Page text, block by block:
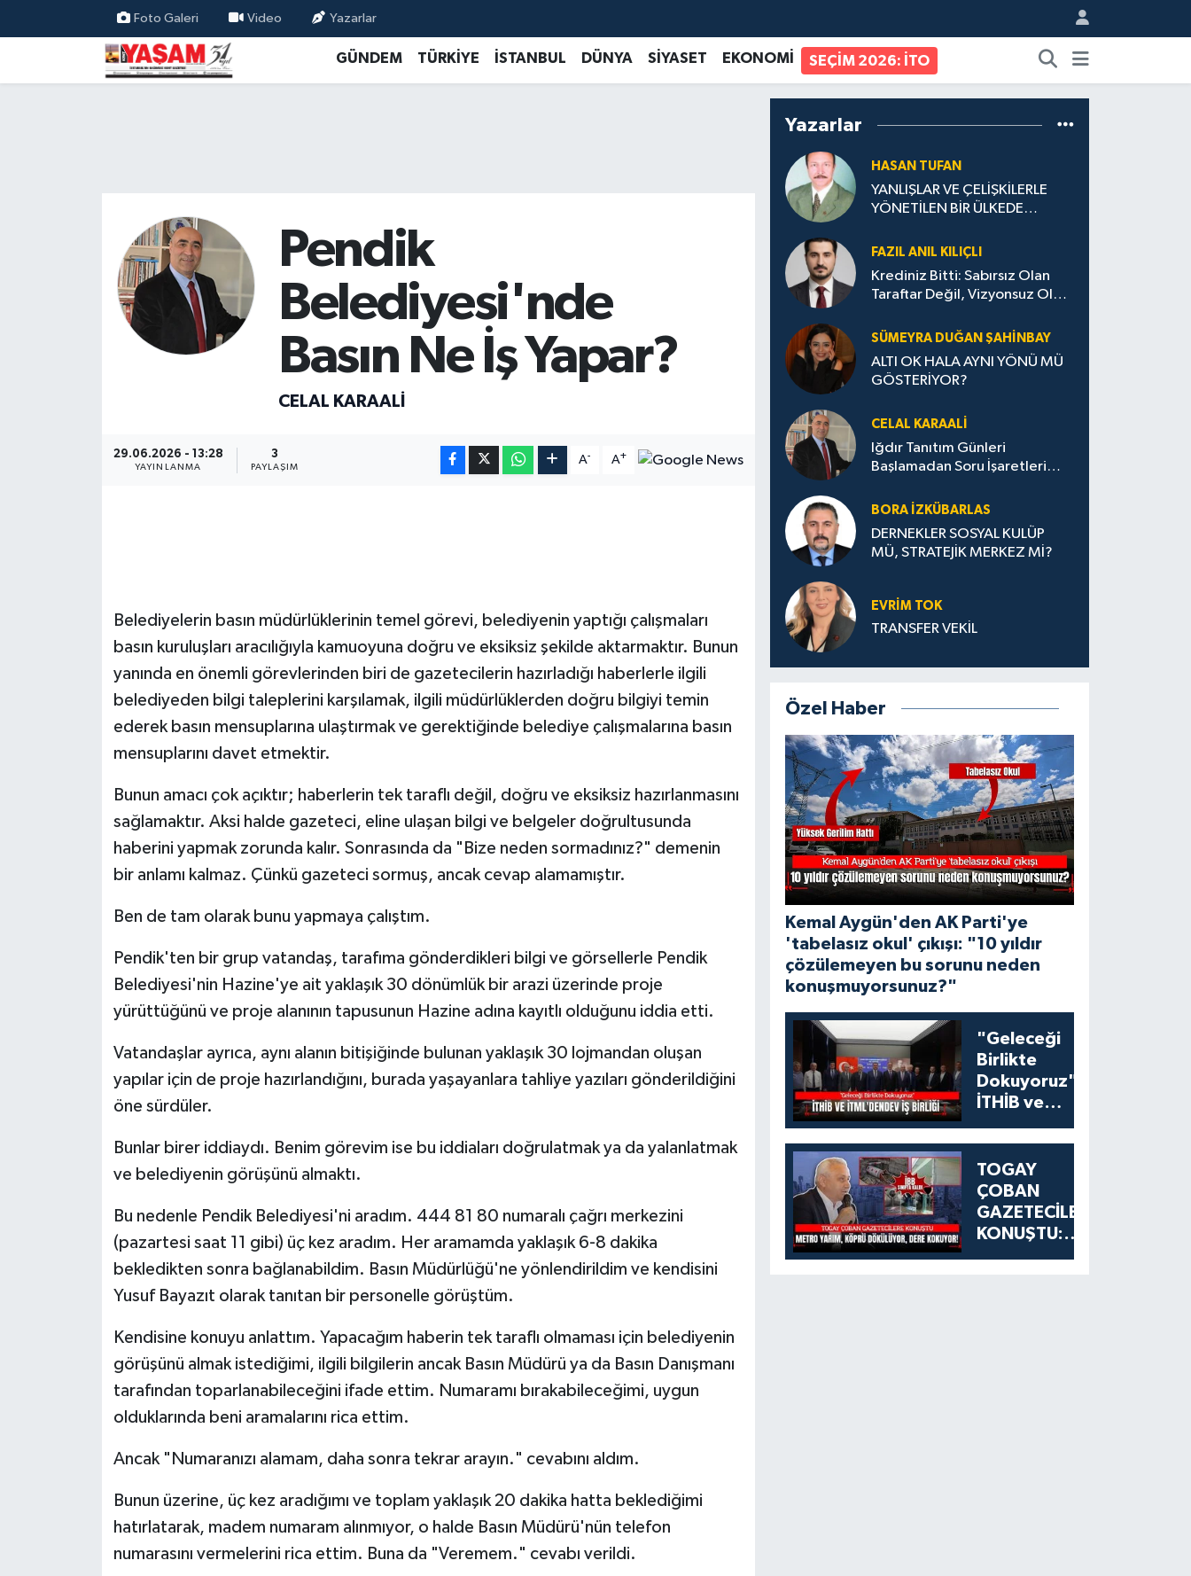
Foto Galeri Video Yazarlar
GÜNDEM TÜRKİYE İSTANBUL DÜNYA SİYASET EKONOMİ SEÇİM 2026: İTO
Pendik
Belediyesi'nde
Basın Ne İş Yapar?
CELAL KARAALİ
29.06.2026 - 13:28
YAYINLANMA
3
PAYLAŞIM
A- A+
Belediyelerin basın müdürlüklerinin temel görevi, belediyenin yaptığı çalışmaları
basın kuruluşları aracılığıyla kamuoyuna doğru ve eksiksiz şekilde aktarmaktır. Bunun
yanında en önemli görevlerinden biri de gazetecilerin hazırladığı haberlerle ilgili
belediyeden bilgi taleplerini karşılamak, ilgili müdürlüklerden doğru bilgiyi temin
ederek basın mensuplarına ulaştırmak ve gerektiğinde belediye çalışmalarına basın
mensuplarını davet etmektir.
Bunun amacı çok açıktır; haberlerin tek taraflı değil, doğru ve eksiksiz hazırlanmasını
sağlamaktır. Aksi halde gazeteci, eline ulaşan bilgi ve belgeler doğrultusunda
haberini yapmak zorunda kalır. Sonrasında da "Bize neden sormadınız?" demenin
bir anlamı kalmaz. Çünkü gazeteci sormuş, ancak cevap alamamıştır.
Ben de tam olarak bunu yapmaya çalıştım.
Pendik'ten bir grup vatandaş, tarafıma gönderdikleri bilgi ve görsellerle Pendik
Belediyesi'nin Hazine'ye ait yaklaşık 30 dönümlük bir arazi üzerinde proje
yürüttüğünü ve proje alanının tapusunun Hazine adına kayıtlı olduğunu iddia etti.
Vatandaşlar ayrıca, aynı alanın bitişiğinde bulunan yaklaşık 30 lojmandan oluşan
yapılar için de proje hazırlandığını, burada yaşayanlara tahliye yazıları gönderildiğini
öne sürdüler.
Bunlar birer iddiaydı. Benim görevim ise bu iddiaları doğrulatmak ya da yalanlatmak
ve belediyenin görüşünü almaktı.
Bu nedenle Pendik Belediyesi'ni aradım. 444 81 80 numaralı çağrı merkezini
(pazartesi saat 11 gibi) üç kez aradım. Her aramamda yaklaşık 6-8 dakika
bekledikten sonra bağlanabildim. Basın Müdürlüğü'ne yönlendirildim ve kendisini
Yusuf Bayazıt olarak tanıtan bir personelle görüştüm.
Kendisine konuyu anlattım. Yapacağım haberin tek taraflı olmaması için belediyenin
görüşünü almak istediğimi, ilgili bilgilerin ancak Basın Müdürü ya da Basın Danışmanı
tarafından toparlanabileceğini ifade ettim. Numaramı bırakabileceğimi, uygun
olduklarında beni aramalarını rica ettim.
Ancak "Numaranızı alamam, daha sonra tekrar arayın." cevabını aldım.
Bunun üzerine, üç kez aradığımı ve toplam yaklaşık 20 dakika hatta beklediğimi
hatırlatarak, madem numaram alınmıyor, o halde Basın Müdürü'nün telefon
numarasını vermelerini rica ettim. Buna da "Veremem." cevabı verildi.
Yazarlar
HASAN TUFAN
YANLIŞLAR VE ÇELİŞKİLERLE
YÖNETİLEN BİR ÜLKEDE
FAZIL ANIL KILIÇLI
Krediniz Bitti: Sabırsız Olan
Taraftar Değil, Vizyonsuz Olan
SÜMEYRA DUĞAN ŞAHINBAY
ALTI OK HALA AYNI YÖNÜ MÜ
GÖSTERİYOR?
CELAL KARAALİ
Iğdır Tanıtım Günleri
Başlamadan Soru İşaretleri
BORA İZKÜBARLAS
DERNEKLER SOSYAL KULÜP
MÜ, STRATEJİK MERKEZ Mİ?
EVRİM TOK
TRANSFER VEKİL
Özel Haber
Kemal Aygün'den AK Parti'ye
'tabelasız okul' çıkışı: "10 yıldır
çözülemeyen bu sorunu neden
konuşmuyorsunuz?"
"Geleceği
Birlikte
Dokuyoruz":
İTHİB ve
Tekstil
Eğitiminde
Dev İş Birliği
TOGAY
ÇOBAN
GAZETECİLERE
KONUŞTU: